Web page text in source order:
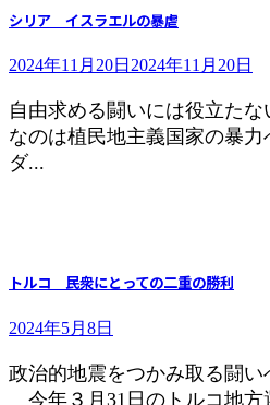
シリア イスラエルの暴虐
2024年11月20日 2024年11月20日
自由求める闘いには役立た
なのは植民地主義国家の暴力
ダ...
トルコ 民衆にとっての二重の勝利
2024年5月8日
政治的地震をつかみ取る闘
今年３月31日のトルコ地方